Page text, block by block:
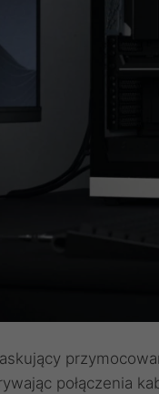
połączenia